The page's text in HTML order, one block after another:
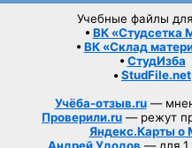
Учебные файлы
• ВК «Студсетка
• ВК «Склад
• СтудИзба
• StudFile.net
Учёба-отзыв.ru—
Проверили.ru — режут
Яндекс.Карты о